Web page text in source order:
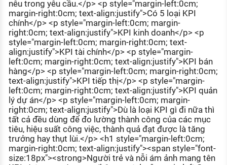
nêu trong yêu cầu.</p> <p style="margin-left:0cm;
margin-right:0cm; text-align:justify">Có 5 loại KPI
chính</p> <p style="margin-left:0cm; margin-
right:0cm; text-align:justify">KPI kinh doanh</p> <p
style="margin-left:0cm; margin-right:0cm; text-
align:justify">KPI tài chính</p> <p style="margin-
left:0cm; margin-right:0cm; text-align:justify">KPI bán
hàng</p> <p style="margin-left:0cm; margin-right:0cm;
text-align:justify">KPI tiếp thị</p> <p style="margin-
left:0cm; margin-right:0cm; text-align:justify">KPI quản
lý dự án</p> <p style="margin-left:0cm; margin-
right:0cm; text-align:justify">Dù là loại KPI gì đi nữa thì
tất cả đều dùng để đo lường thành công của các mục
tiêu, hiệu suất công việc, thành quả đạt được là tăng
trưởng hay thụt lùi.</p> <h1 style="margin-left:0cm;
margin-right:0cm; text-align:justify"><span style="font-
size:18px"><strong>Người trẻ và nỗi ám ảnh mang tên